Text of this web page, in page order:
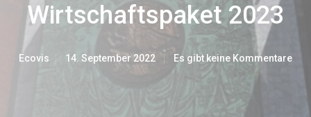
Wirtschaftspaket 2023
Ecovis 14. September 2022 Es gibt keine Kommentare